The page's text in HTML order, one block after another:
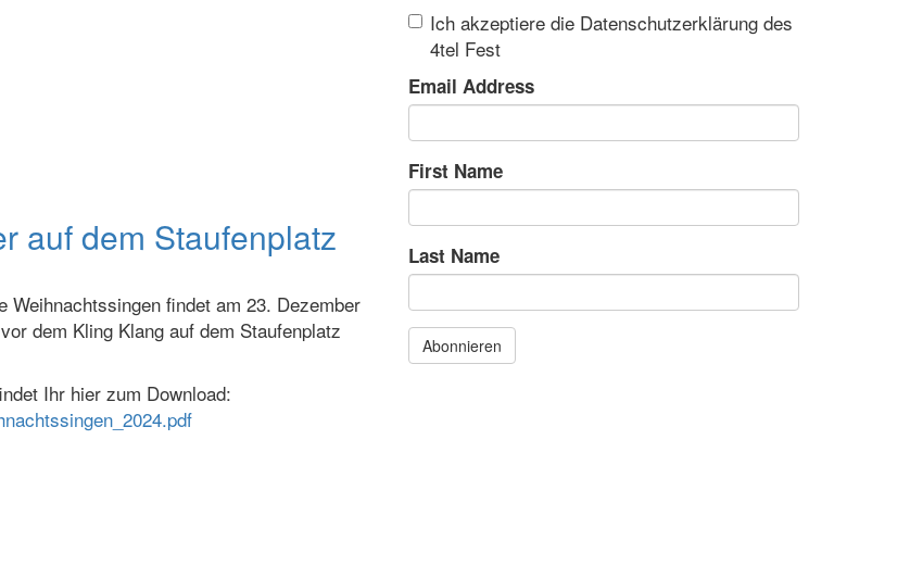
auf dem Staufenplatz
Weihnachtssingen findet am 23. Dezember
dem Kling Klang auf dem Staufenplatz
Ihr hier zum Download:
Ich akzeptiere die Datenschutzerklärung des
4tel Fest
Email Address
First Name
Last Name
Abonnieren